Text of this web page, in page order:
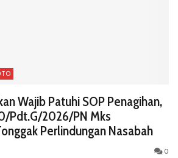
Wajib Patuhi SOP Penagihan,
Pdt.G/2026/PN Mks
Perlindungan Nasabah
0